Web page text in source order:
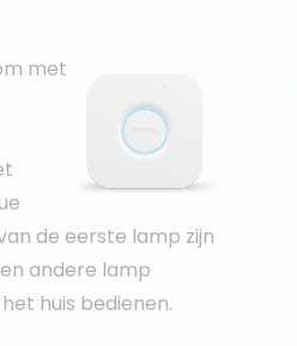
met
de eerste lamp zijn
andere lamp
huis bedienen.